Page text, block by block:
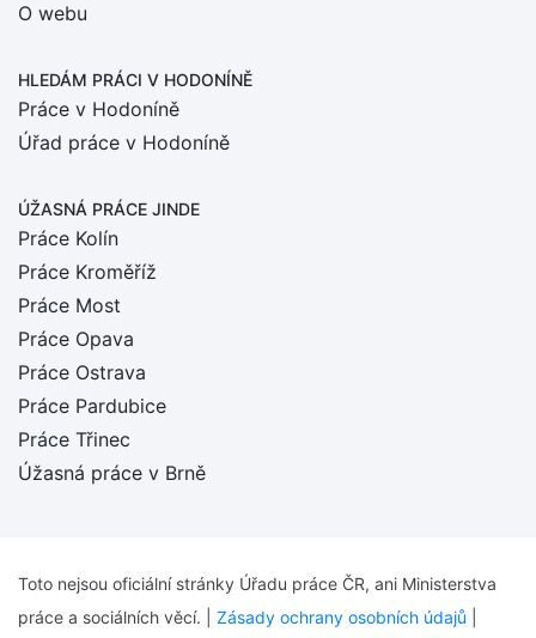
O webu
HLEDÁM PRÁCI V HODONÍNĚ
Práce v Hodoníně
Úřad práce v Hodoníně
ÚŽASNÁ PRÁCE JINDE
Práce Kolín
Práce Kroměříž
Práce Most
Práce Opava
Práce Ostrava
Práce Pardubice
Práce Třinec
Úžasná práce v Brně
Toto nejsou oficiální stránky Úřadu práce ČR, ani Ministerstva
práce a sociálních věcí. | Zásady ochrany osobních údajů